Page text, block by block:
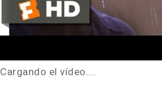
Cargando el vídeo....